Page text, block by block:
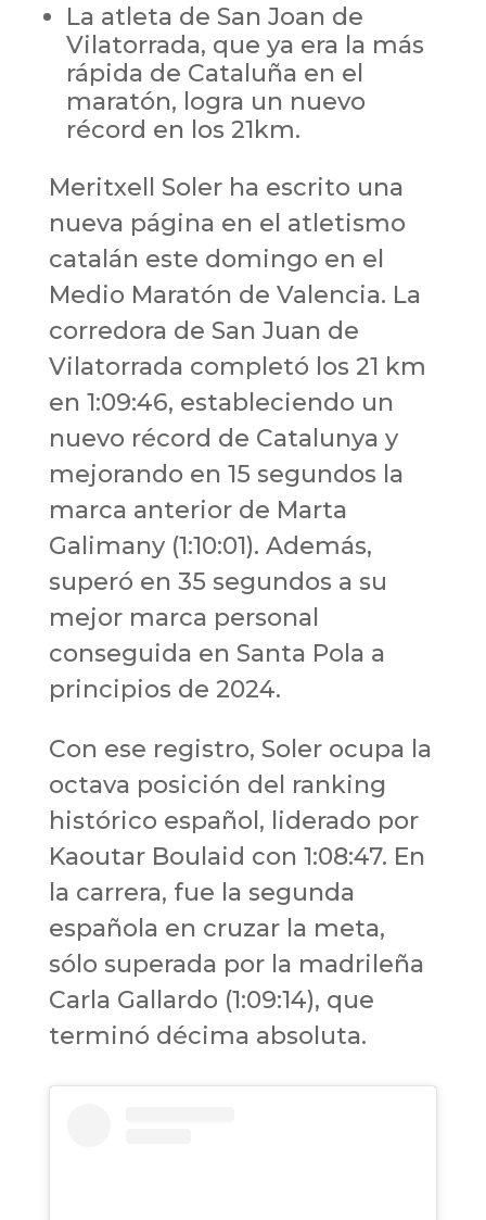
La atleta de San Joan de
Vilatorrada, que ya era la más
rápida de Cataluña en el
maratón, logra un nuevo
récord en los 21km.
Meritxell Soler ha escrito una
nueva página en el atletismo
catalán este domingo en el
Medio Maratón de Valencia. La
corredora de San Juan de
Vilatorrada completó los 21 km
en 1:09:46, estableciendo un
nuevo récord de Catalunya y
mejorando en 15 segundos la
marca anterior de Marta
Galimany (1:10:01). Además,
superó en 35 segundos a su
mejor marca personal
conseguida en Santa Pola a
principios de 2024.
Con ese registro, Soler ocupa la
octava posición del ranking
histórico español, liderado por
Kaoutar Boulaid con 1:08:47. En
la carrera, fue la segunda
española en cruzar la meta,
sólo superada por la madrileña
Carla Gallardo (1:09:14), que
terminó décima absoluta.